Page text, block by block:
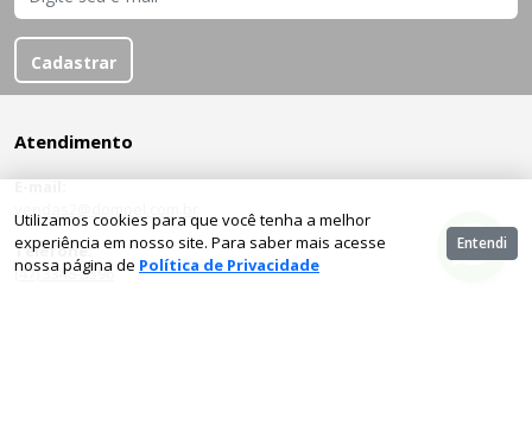
Cadastrar
Atendimento
E-mail:
vendas2@dompel.com.br
Telefone:
(47) 3348-3396
Utilizamos cookies para que você tenha a melhor
experiência em nosso site. Para saber mais acesse
nossa página de Política de Privacidade
Entendi